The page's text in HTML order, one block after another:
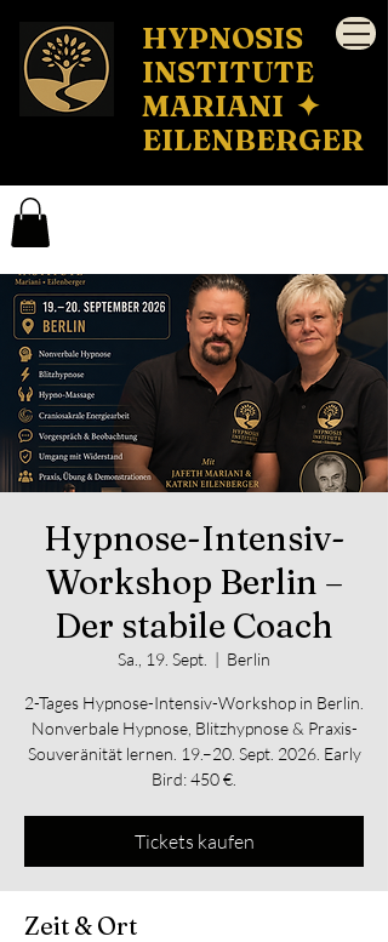
HYPNOSIS
INSTITUTE
MARIANI ✦
EILENBERGER
Hypnose-Intensiv-
Workshop Berlin –
Der stabile Coach
Sa., 19. Sept.
  |
Berlin
2-Tages Hypnose-Intensiv-Workshop in Berlin.
Nonverbale Hypnose, Blitzhypnose & Praxis-
Souveränität lernen. 19.–20. Sept. 2026. Early
Bird: 450 €.
Tickets kaufen
Zeit & Ort